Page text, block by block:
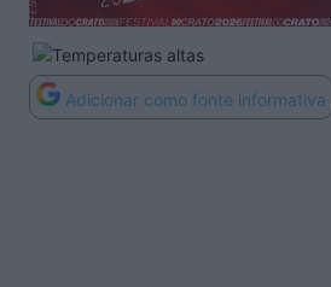
Adicionar como fonte informativa